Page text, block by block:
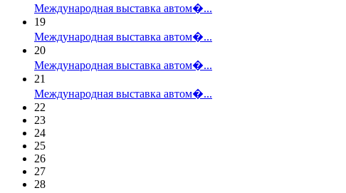
Международная выставка автом�...
19
Международная выставка автом�...
20
Международная выставка автом�...
21
Международная выставка автом�...
22
23
24
25
26
27
28